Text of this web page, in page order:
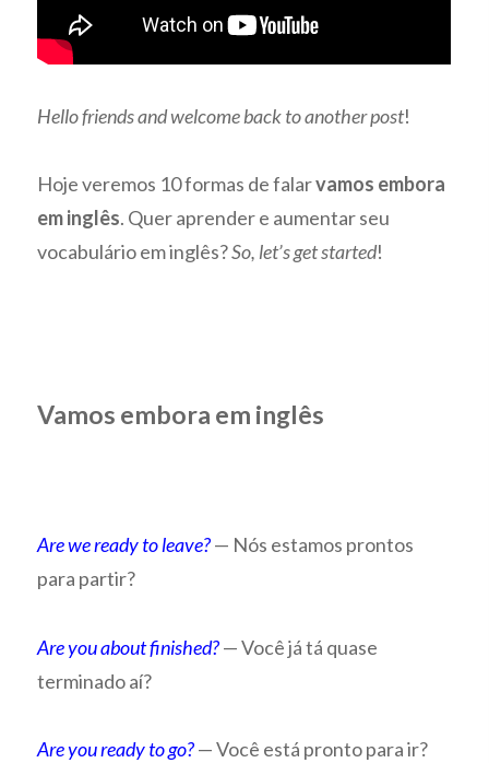
Hello friends and welcome back to another post!
Hoje veremos 10 formas de falarvamos embora
em inglês. Quer aprender e aumentar seu
vocabulário em inglês?So, let’s get started!
Vamos embora em inglês
Are we ready to leave?— Nós estamos prontos
para partir?
Are you about finished?— Você já tá quase
terminado aí?
Are you ready to go?— Você está pronto para ir?